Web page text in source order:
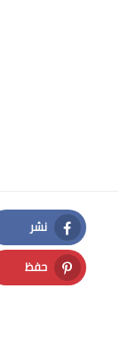
نشر
Facebook
حفظ
Pinterest